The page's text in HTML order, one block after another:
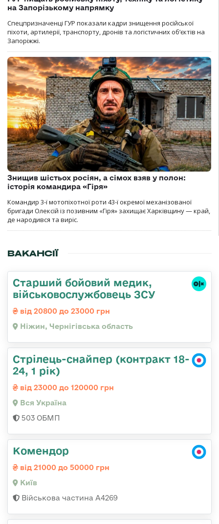
на Запорізькому напрямку
Спецпризначенці ГУР показали кадри знищення російської
піхоти, артилерії, транспорту, дронів та логістичних об’єктів на
Запоріжжі.
Знищив шістьох росіян, а сімох взяв у полон:
історія командира «Гіря»
Командир 3-ї мотопіхотної роти 43-ї окремої механізованої
бригади Олексій із позивним «Гіря» захищає Харківщину — край,
де народився та виріс.
ВАКАНСІЇ
Старший бойовий медик,
військовослужбовець ЗСУ
від 20800 до 23000 грн
Ніжин, Чернігівська область
Стрілець-снайпер (контракт 18-
24, 1 рік)
від 23000 до 120000 грн
Вся Україна
503 ОБМП
Комендор
від 21000 до 50000 грн
Київ
Військова частина А4269